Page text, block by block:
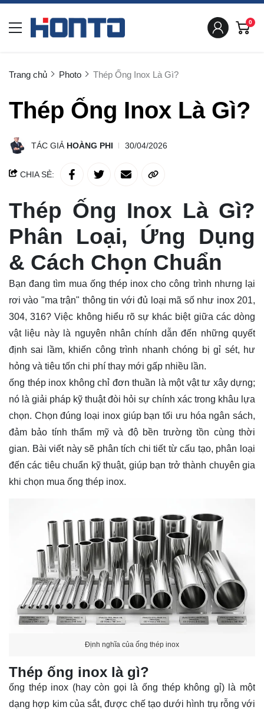
0
Trang chủ Photo Thép Ống Inox Là Gì?
Thép Ống Inox Là Gì?
TÁC GIẢ HOÀNG PHI 30/04/2026
CHIA SẺ:
Thép Ống Inox Là Gì?
Phân Loại, Ứng Dụng
& Cách Chọn Chuẩn
Bạn đang tìm mua ống thép inox cho công trình nhưng lại
rơi vào "ma trận" thông tin với đủ loại mã số như inox 201,
304, 316? Việc không hiểu rõ sự khác biệt giữa các dòng
vật liệu này là nguyên nhân chính dẫn đến những quyết
định sai lầm, khiến công trình nhanh chóng bị gỉ sét, hư
hỏng và tiêu tốn chi phí thay mới gấp nhiều lần.
ống thép inox không chỉ đơn thuần là một vật tư xây dựng;
nó là giải pháp kỹ thuật đòi hỏi sự chính xác trong khâu lựa
chọn. Chọn đúng loại inox giúp bạn tối ưu hóa ngân sách,
đảm bảo tính thẩm mỹ và độ bền trường tồn cùng thời
gian. Bài viết này sẽ phân tích chi tiết từ cấu tạo, phân loại
đến các tiêu chuẩn kỹ thuật, giúp bạn trở thành chuyên gia
khi chọn mua ống thép inox.
Định nghĩa của ống thép inox
Thép ống inox là gì?
ống thép inox (hay còn gọi là ống thép không gỉ) là một
dạng hợp kim của sắt, được chế tạo dưới hình trụ rỗng với